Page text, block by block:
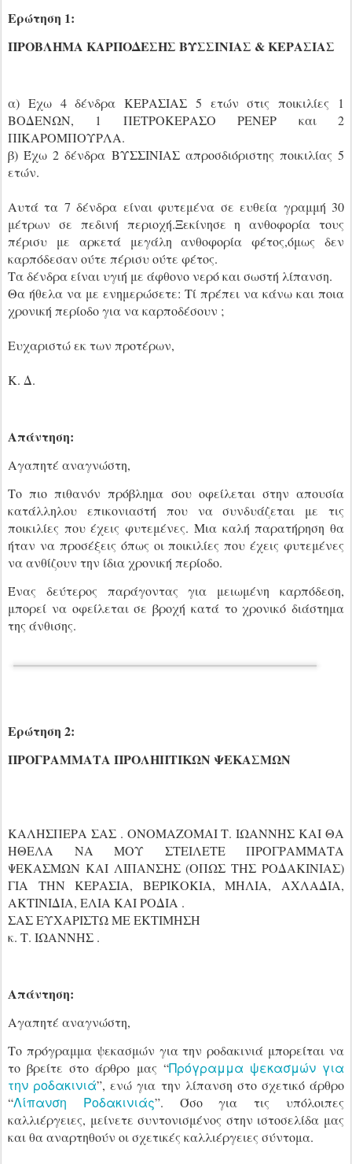
Ερώτηση 1:
ΠΡΟΒΛΗΜΑ ΚΑΡΠΟΔΕΣΗΣ ΒΥΣΣΙΝΙΑΣ & ΚΕΡΑΣΙΑΣ
α) Εχω 4 δένδρα ΚΕΡΑΣΙΑΣ 5 ετών στις ποικιλίες 1
ΒΟΔΕΝΩΝ, 1 ΠΕΤΡΟΚΕΡΑΣΟ ΡΕΝΕΡ και 2
ΠΙΚΑΡΟΜΠΟΥΡΛΑ.
β) Έχω 2 δένδρα ΒΥΣΣΙΝΙΑΣ απροσδιόριστης ποικιλίας 5
ετών.
Αυτά τα 7 δένδρα είναι φυτεμένα σε ευθεία γραμμή 30
μέτρων σε πεδινή περιοχή.Ξεκίνησε η ανθοφορία τους
πέρισυ με αρκετά μεγάλη ανθοφορία φέτος,όμως δεν
καρπόδεσαν ούτε πέρισυ ούτε φέτος.
Τα δένδρα είναι υγιή με άφθονο νερό και σωστή λίπανση.
Θα ήθελα να με ενημερώσετε: Τί πρέπει να κάνω και ποια
χρονική περίοδο για να καρποδέσουν ;
Ευχαριστώ εκ των προτέρων,
Κ. Δ.
Απάντηση:
Αγαπητέ αναγνώστη,
Το πιο πιθανόν πρόβλημα σου οφείλεται στην απουσία
κατάλληλου επικονιαστή που να συνδυάζεται με τις
ποικιλίες που έχεις φυτεμένες. Μια καλή παρατήρηση θα
ήταν να προσέξεις όπως οι ποικιλίες που έχεις φυτεμένες
να ανθίζουν την ίδια χρονική περίοδο.
Ένας δεύτερος παράγοντας για μειωμένη καρπόδεση,
μπορεί να οφείλεται σε βροχή κατά το χρονικό διάστημα
της άνθισης.
Ερώτηση 2:
ΠΡΟΓΡΑΜΜΑΤΑ ΠΡΟΛΗΠΤΙΚΩΝ ΨΕΚΑΣΜΩΝ
ΚΑΛΗΣΠΕΡΑ ΣΑΣ . ΟΝΟΜΑΖΟΜΑΙ Τ. ΙΩΑΝΝΗΣ ΚΑΙ ΘΑ
ΗΘΕΛΑ ΝΑ ΜΟΥ ΣΤΕΙΛΕΤΕ ΠΡΟΓΡΑΜΜΑΤΑ
ΨΕΚΑΣΜΩΝ ΚΑΙ ΛΙΠΑΝΣΗΣ (ΟΠΩΣ ΤΗΣ ΡΟΔΑΚΙΝΙΑΣ)
ΓΙΑ ΤΗΝ ΚΕΡΑΣΙΑ, ΒΕΡΙΚΟΚΙΑ, ΜΗΛΙΑ, ΑΧΛΑΔΙΑ,
ΑΚΤΙΝΙΔΙΑ, ΕΛΙΑ ΚΑΙ ΡΟΔΙΑ .
ΣΑΣ ΕΥΧΑΡΙΣΤΩ ΜΕ ΕΚΤΙΜΗΣΗ
κ. Τ. ΙΩΑΝΝΗΣ .
Απάντηση:
Αγαπητέ αναγνώστη,
Το πρόγραμμα ψεκασμών για την ροδακινιά μπορείται να
το βρείτε στο άρθρο μας “Πρόγραμμα ψεκασμών για
την ροδακινιά”, ενώ για την λίπανση στο σχετικό άρθρο
“Λίπανση Ροδακινιάς”. Όσο για τις υπόλοιπες
καλλιέργειες, μείνετε συντονισμένος στην ιστοσελίδα μας
και θα αναρτηθούν οι σχετικές καλλιέργειες σύντομα.